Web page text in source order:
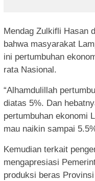
Mendag Zulkifli Hasan
bahwa masyarakat
ini pertumbuhan
rata Nasional.
“Alhamdulillah
diatas 5%. Dan
pertumbuhan ekonomi
mau naikin sampai
Kemudian terkait
mengapresiasi
produksi beras